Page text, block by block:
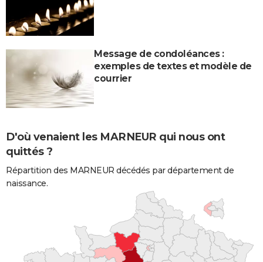
Message de condoléances :
exemples de textes et modèle de
courrier
D'où venaient les MARNEUR qui nous ont
quittés ?
Répartition des MARNEUR décédés par département de
naissance.